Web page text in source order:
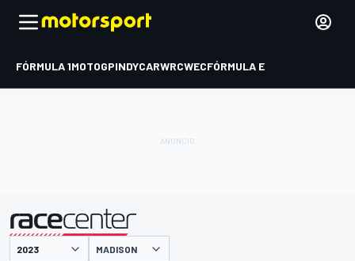
FÓRMULA 1MOTOGPINDYCARWRCWECFÓRMULA E
presentado por MADISON